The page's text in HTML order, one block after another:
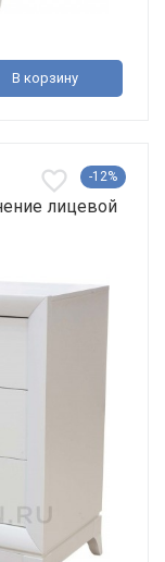
В корзину
-12%
лицевой